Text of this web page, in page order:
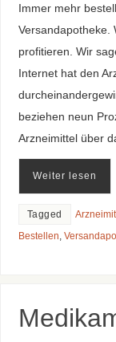
Immer mehr
Versandapotheke.
profitieren. Wir
Internet hat den
beziehen neun
Arzneimittel über
Weiter lesen
Tagged
Bestellen,